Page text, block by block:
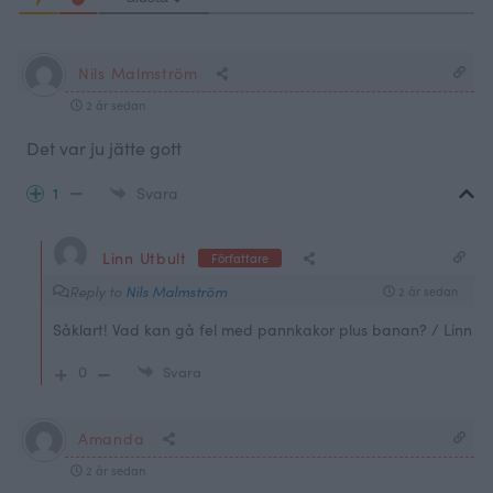
Nils Malmström
2 år sedan
Det var ju jätte gott
1 Svara
Linn Utbult Författare
Reply to Nils Malmström 2 år sedan
Såklart! Vad kan gå fel med pannkakor plus banan? / Linn
0
Svara
Amanda
2 år sedan